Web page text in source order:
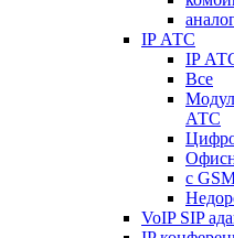
IP АТС
IP
Все
АТС
с
VoIP SIP